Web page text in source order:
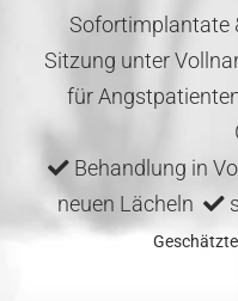
Sofortimplantate
Sitzung unter
für
Behandlung in
neuen Lächeln